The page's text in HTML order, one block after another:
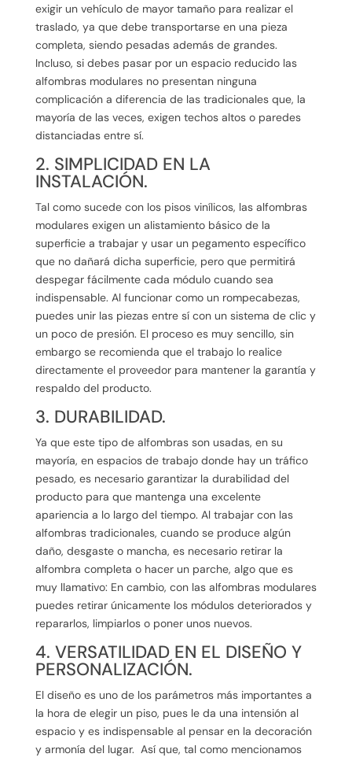
exigir un vehículo de mayor tamaño para realizar el
traslado, ya que debe transportarse en una pieza
completa, siendo pesadas además de grandes.
Incluso, si debes pasar por un espacio reducido las
alfombras modulares no presentan ninguna
complicación a diferencia de las tradicionales que, la
mayoría de las veces, exigen techos altos o paredes
distanciadas entre sí.
2. SIMPLICIDAD EN LA
INSTALACIÓN.
Tal como sucede con los pisos vinílicos, las alfombras
modulares exigen un alistamiento básico de la
superficie a trabajar y usar un pegamento específico
que no dañará dicha superficie, pero que permitirá
despegar fácilmente cada módulo cuando sea
indispensable. Al funcionar como un rompecabezas,
puedes unir las piezas entre sí con un sistema de clic y
un poco de presión. El proceso es muy sencillo, sin
embargo se recomienda que el trabajo lo realice
directamente el proveedor para mantener la garantía y
respaldo del producto.
3. DURABILIDAD.
Ya que este tipo de alfombras son usadas, en su
mayoría, en espacios de trabajo donde hay un tráfico
pesado, es necesario garantizar la durabilidad del
producto para que mantenga una excelente
apariencia a lo largo del tiempo. Al trabajar con las
alfombras tradicionales, cuando se produce algún
daño, desgaste o mancha, es necesario retirar la
alfombra completa o hacer un parche, algo que es
muy llamativo: En cambio, con las alfombras modulares
puedes retirar únicamente los módulos deteriorados y
repararlos, limpiarlos o poner unos nuevos.
4. VERSATILIDAD EN EL DISEÑO Y
PERSONALIZACIÓN.
El diseño es uno de los parámetros más importantes a
la hora de elegir un piso, pues le da una intensión al
espacio y es indispensable al pensar en la decoración
y armonía del lugar. Así que, tal como mencionamos